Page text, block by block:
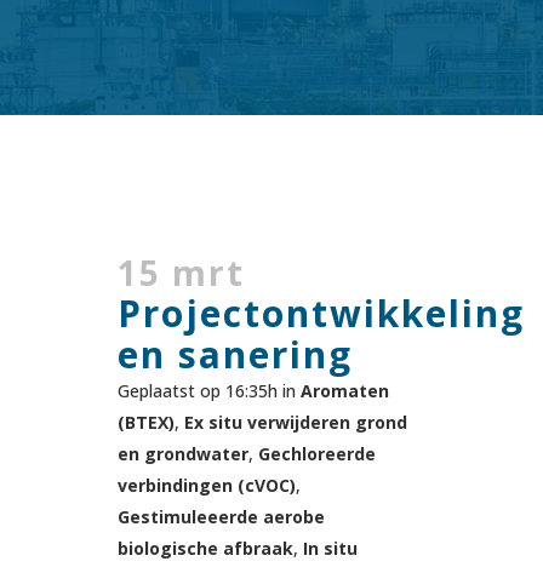
15 mrt
Projectontwikkeling
en sanering
Geplaatst op 16:35h in Aromaten
(BTEX), Ex situ verwijderen grond
en grondwater, Gechloreerde
verbindingen (cVOC),
Gestimuleeerde aerobe
biologische afbraak, In situ